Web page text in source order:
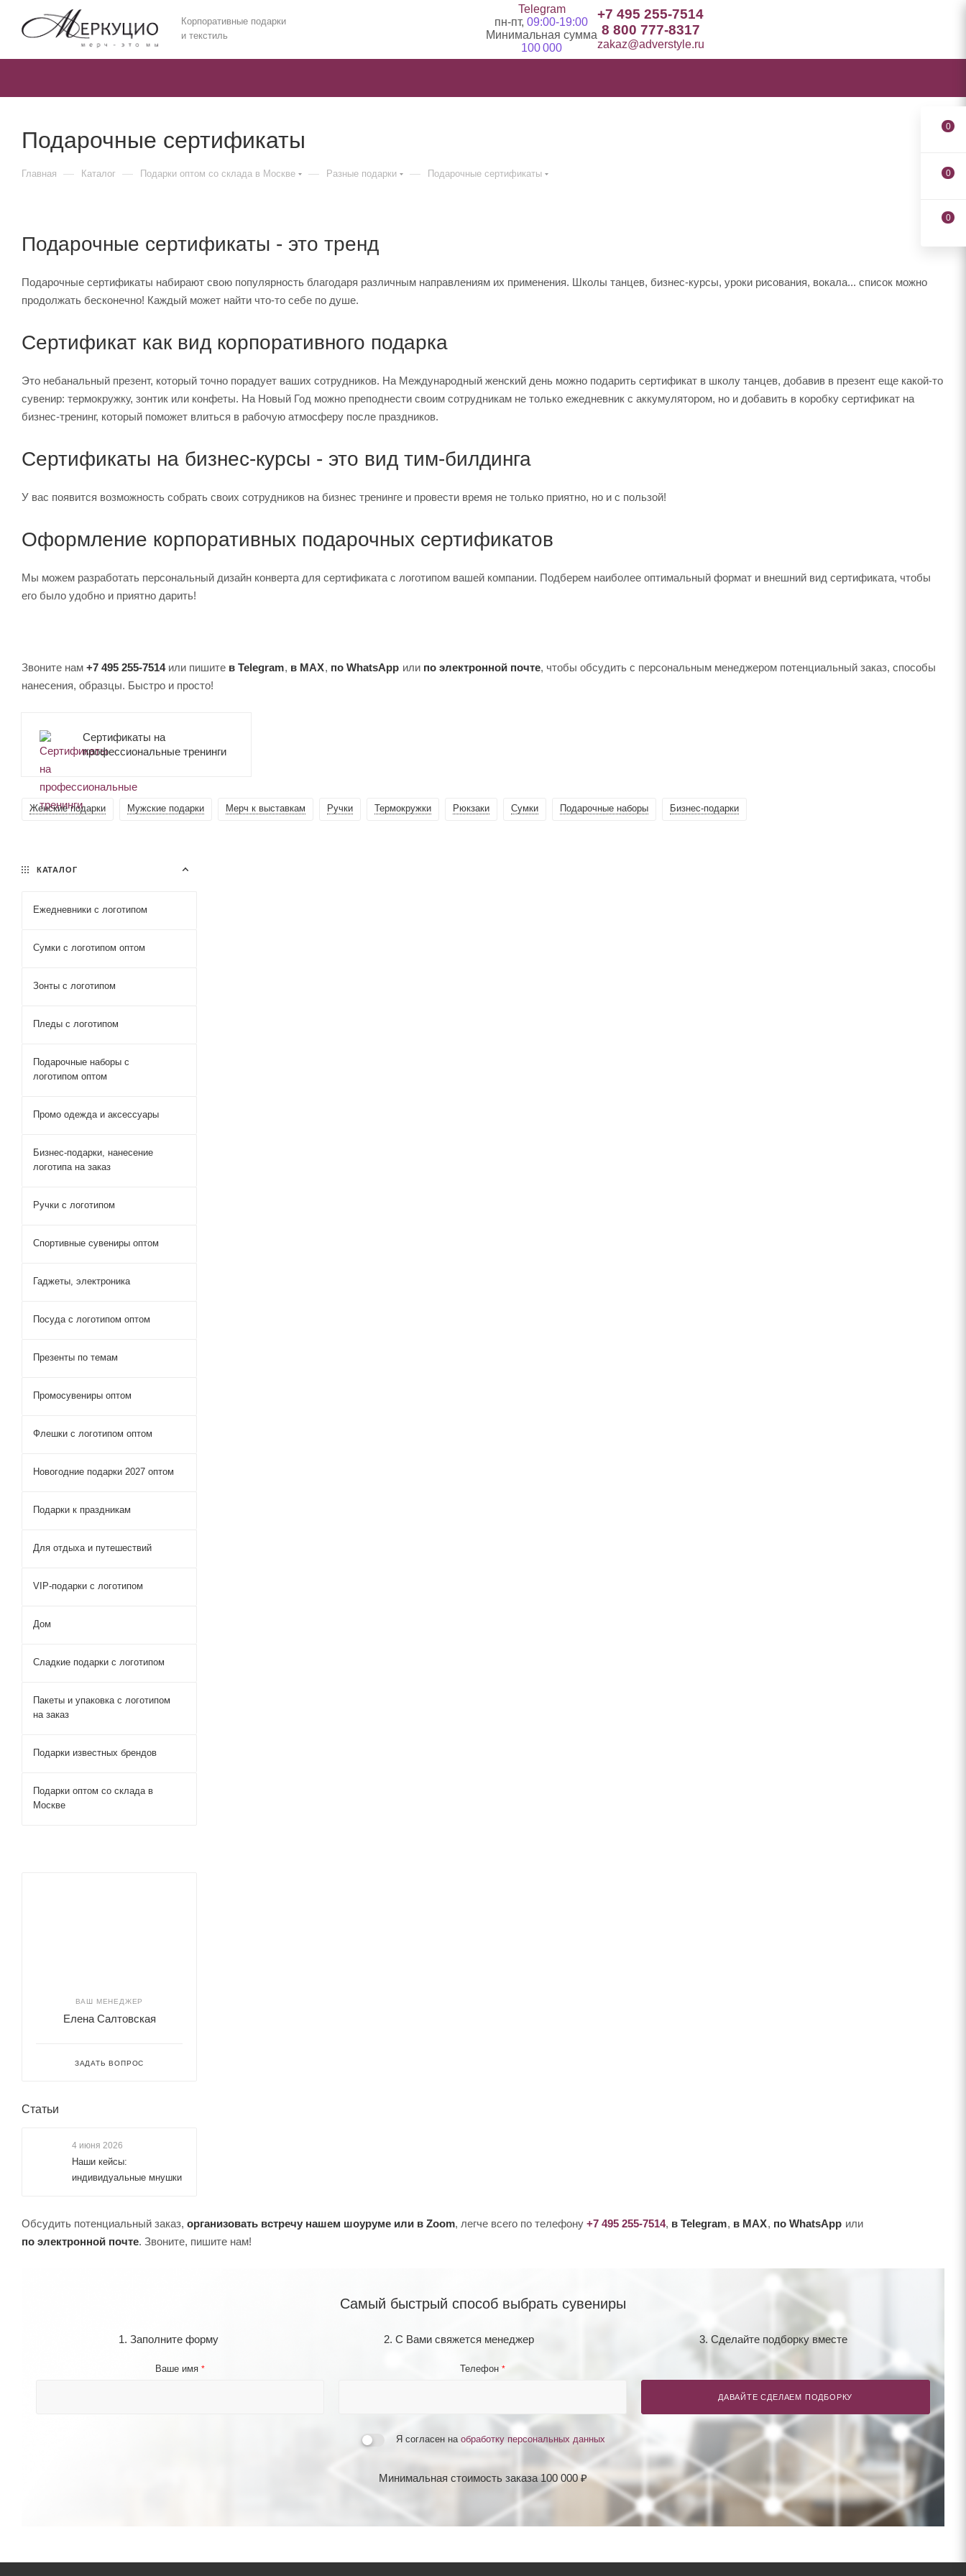
Корпоративные подарки
и текстиль
Telegram
пн-пт, 09:00-19:00
Минимальная сумма
100 000
+7 495 255-7514
8 800 777-8317
zakaz@adverstyle.ru
Подарочные сертификаты
Главная — Каталог — Подарки оптом со склада в Москве — Разные подарки — Подарочные сертификаты
Подарочные сертификаты - это тренд
Подарочные сертификаты набирают свою популярность благодаря различным направлениям их применения. Школы танцев, бизнес-курсы, уроки рисования, вокала... список можно
продолжать бесконечно! Каждый может найти что-то себе по душе.
Сертификат как вид корпоративного подарка
Это небанальный презент, который точно порадует ваших сотрудников. На Международный женский день можно подарить сертификат в школу танцев, добавив в презент еще какой-то
сувенир: термокружку, зонтик или конфеты. На Новый Год можно преподнести своим сотрудникам не только ежедневник с аккумулятором, но и добавить в коробку сертификат на
бизнес-тренинг, который поможет влиться в рабочую атмосферу после праздников.
Сертификаты на бизнес-курсы - это вид тим-билдинга
У вас появится возможность собрать своих сотрудников на бизнес тренинге и провести время не только приятно, но и с пользой!
Оформление корпоративных подарочных сертификатов
Мы можем разработать персональный дизайн конверта для сертификата с логотипом вашей компании. Подберем наиболее оптимальный формат и внешний вид сертификата, чтобы
его было удобно и приятно дарить!
Звоните нам +7 495 255-7514или пишите в Telegram, в MAX, по WhatsApp или по электронной почте, чтобы обсудить с персональным менеджером потенциальный заказ, способы
нанесения, образцы. Быстро и просто!
Сертификаты на
профессиональные тренинги
Женские подарки Мужские подарки Мерч к выставкам Ручки Термокружки Рюкзаки Сумки Подарочные наборы Бизнес-подарки
КАТАЛОГ
Ежедневники c логотипом
Сумки с логотипом оптом
Зонты с логотипом
Пледы с логотипом
Подарочные наборы с
логотипом оптом
Промо одежда и аксессуары
Бизнес-подарки, нанесение
логотипа на заказ
Ручки c логотипом
Спортивные сувениры оптом
Гаджеты, электроника
Посуда с логотипом оптом
Презенты по темам
Промосувениры оптом
Флешки с логотипом оптом
Новогодние подарки 2027 оптом
Подарки к праздникам
Для отдыха и путешествий
VIP-подарки с логотипом
Дом
Сладкие подарки с логотипом
Пакеты и упаковка с логотипом
на заказ
Подарки известных брендов
Подарки оптом со склада в
Москве
ВАШ МЕНЕДЖЕР
Елена Салтовская
ЗАДАТЬ ВОПРОС
Статьи
4 июня 2026
Наши кейсы:
индивидуальные мнушки
Обсудить потенциальный заказ, организовать встречу нашем шоуруме или в Zoom, легче всего по телефону +7 495 255-7514, в Telegram, в MAX, по WhatsApp или
по электронной почте. Звоните, пишите нам!
Самый быстрый способ выбрать сувениры
1. Заполните форму 2. С Вами свяжется менеджер 3. Сделайте подборку вместе
Ваше имя * Телефон *
ДАВАЙТЕ СДЕЛАЕМ ПОДБОРКУ
Я согласен на обработку персональных данных
Минимальная стоимость заказа 100 000 ₽
0
0
0